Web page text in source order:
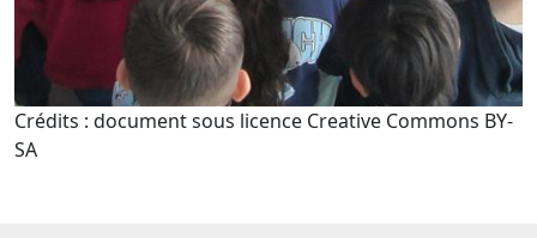
Crédits : document sous licence Creative Commons BY-
SA